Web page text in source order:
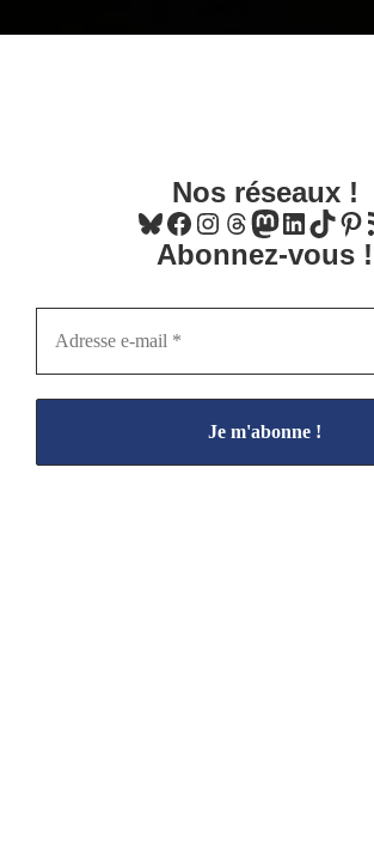
Nos réseaux !
Bluesky Facebook Instagram Threads Mastodon LinkedIn TikTok Pinterest
Abonnez-vous !